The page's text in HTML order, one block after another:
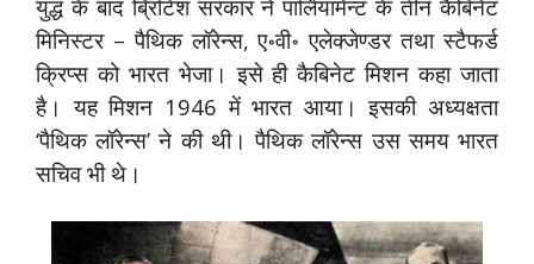
युद्ध के बाद ब्रिटिश सरकार ने पार्लियामेन्ट के तीन कैबिनेट
मिनिस्टर – पैथिक लॉरेन्स, ए॰वी॰ एलेक्जेण्डर तथा स्टैफर्ड
क्रिप्स को भारत भेजा। इसे ही कैबिनेट मिशन कहा जाता
है। यह मिशन 1946 में भारत आया। इसकी अध्यक्षता
‘पैथिक लॉरेन्स’ ने की थी। पैथिक लॉरेन्स उस समय भारत
सचिव भी थे।